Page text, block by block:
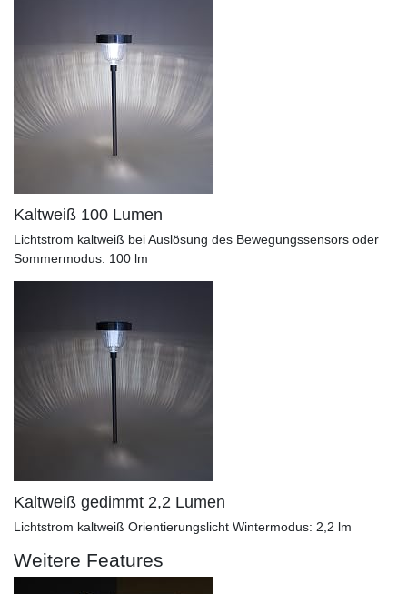
Kaltweiß 100 Lumen
Lichtstrom kaltweiß bei Auslösung des Bewegungssensors oder
Sommermodus: 100 lm
Kaltweiß gedimmt 2,2 Lumen
Lichtstrom kaltweiß Orientierungslicht Wintermodus: 2,2 lm
Weitere Features